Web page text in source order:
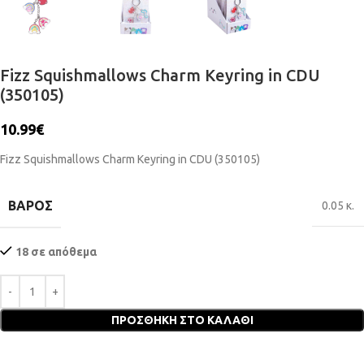
Fizz Squishmallows Charm Keyring in CDU
(350105)
10.99€
Fizz Squishmallows Charm Keyring in CDU (350105)
ΒΆΡΟΣ 0.05 κ.
18 σε απόθεμα
ΠΡΟΣΘΉΚΗ ΣΤΟ ΚΑΛΆΘΙ